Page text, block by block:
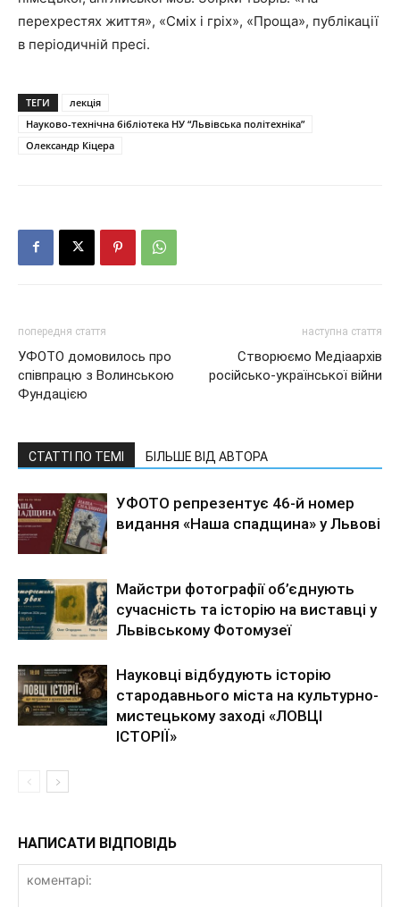
перехрестях життя», «Сміх і гріх», «Проща», публікації
в періодичній пресі.
ТЕГИ
лекція
Науково-технічна бібліотека НУ “Львівська політехніка”
Олександр Кіцера
попередня стаття
УФОТО домовилось про
співпрацю з Волинською
Фундацією
наступна стаття
Створюємо Медіаархів
російсько-української війни
СТАТТІ ПО ТЕМІ БІЛЬШЕ ВІД АВТОРА
УФОТО репрезентує 46-й номер
видання «Наша спадщина» у Львові
Майстри фотографії об’єднують
сучасність та історію на виставці у
Львівському Фотомузеї
Науковці відбудують історію
стародавнього міста на культурно-
мистецькому заході «ЛОВЦІ
ІСТОРІЇ»
НАПИСАТИ ВІДПОВІДЬ